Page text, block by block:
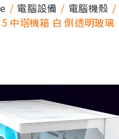
電腦設備
電腦機殼
中塔機箱 白 側透明玻璃